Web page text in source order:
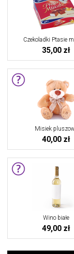
Czekoladki Ptasie
35,00 zł
Misiek
40,00 zł
Wino białe
49,00 zł